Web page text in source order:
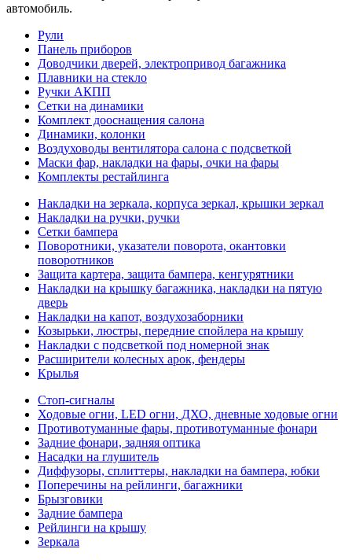
автомобиль.
Рули
Панель приборов
Доводчики дверей, электропривод багажника
Плавники на стекло
Ручки АКПП
Сетки на динамики
Комплект дооснащения салона
Динамики, колонки
Воздуховоды вентилятора салона с подсветкой
Маски фар, накладки на фары, очки на фары
Комплекты рестайлинга
Накладки на зеркала, корпуса зеркал, крышки зеркал
Накладки на ручки, ручки
Сетки бампера
Поворотники, указатели поворота, окантовки
поворотников
Защита картера, защита бампера, кенгурятники
Накладки на крышку багажника, накладки на пятую
дверь
Накладки на капот, воздухозаборники
Козырьки, люстры, передние спойлера на крышу
Накладки с подсветкой под номерной знак
Расширители колесных арок, фендеры
Крылья
Стоп-сигналы
Ходовые огни, LED огни, ДХО, дневные ходовые огни
Противотуманные фары, противотуманные фонари
Задние фонари, задняя оптика
Насадки на глушитель
Диффузоры, сплиттеры, накладки на бампера, юбки
Поперечины на рейлинги, багажники
Брызговики
Задние бампера
Рейлинги на крышу
Зеркала